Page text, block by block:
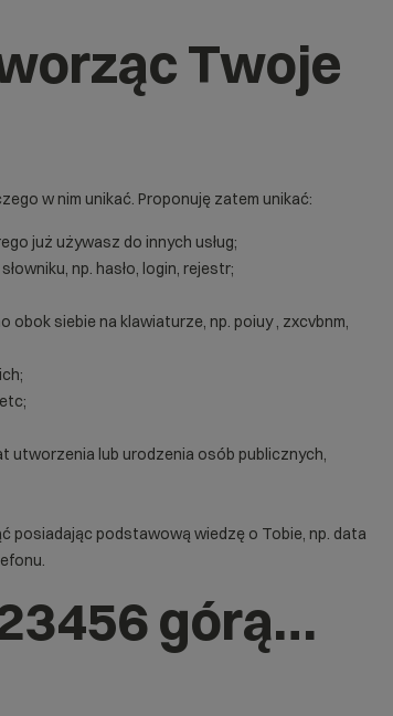
Twoje
w nim unikać. Proponuję zatem unikać:
już używasz do innych usług;
np. hasło, login, rejestr;
obok siebie na klawiaturze, np. poiuy , zxcvbnm,
utworzenia lub urodzenia osób publicznych,
posiadając podstawową wiedzę o Tobie, np. data
górą…